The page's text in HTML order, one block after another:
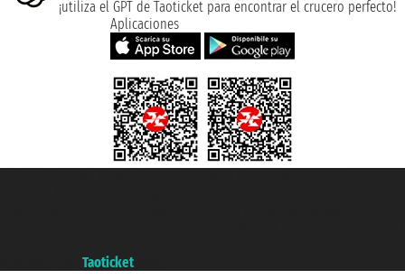
¡utiliza el GPT de Taoticket para encontrar el crucero perfecto!
Aplicaciones
Taoticket